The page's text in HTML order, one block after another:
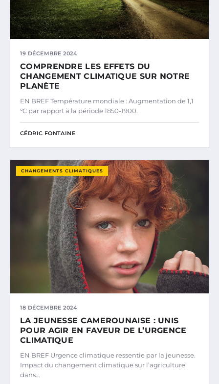
19 DÉCEMBRE 2024
COMPRENDRE LES EFFETS DU
CHANGEMENT CLIMATIQUE SUR NOTRE
PLANÈTE
EN BREF Température mondiale : Augmentation de 1,1
°C par rapport à la période 1850-1900.
CÉDRIC FONTAINE
CHANGEMENTS CLIMATIQUES
18 DÉCEMBRE 2024
LA JEUNESSE CAMEROUNAISE : UNIS
POUR AGIR EN FAVEUR DE L’URGENCE
CLIMATIQUE
EN BREF Urgence climatique ressentie par la jeunesse.
Impact du changement climatique sur l’agriculture
dans…